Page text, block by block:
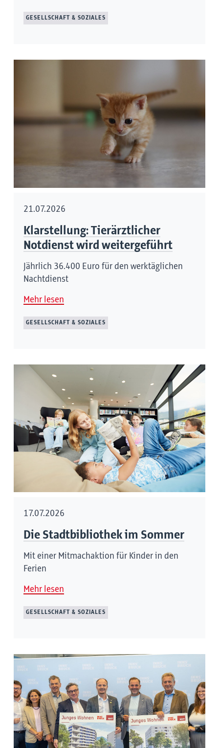
GESELLSCHAFT & SOZIALES
21.07.2026
Klarstellung: Tierärztlicher
Notdienst wird weitergeführt
Jährlich 36.400 Euro für den werktäglichen
Nachtdienst
Mehr lesen
GESELLSCHAFT & SOZIALES
17.07.2026
Die Stadtbibliothek im Sommer
Mit einer Mitmachaktion für Kinder in den
Ferien
Mehr lesen
GESELLSCHAFT & SOZIALES